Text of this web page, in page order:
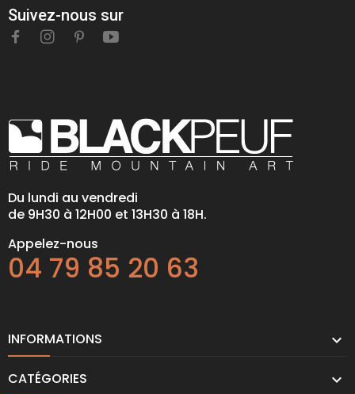
Suivez-nous sur
Du lundi au vendredi
de 9H30 à 12H00 et 13H30 à 18H.
Appelez-nous
04 79 85 20 63
INFORMATIONS 
CATÉGORIES 